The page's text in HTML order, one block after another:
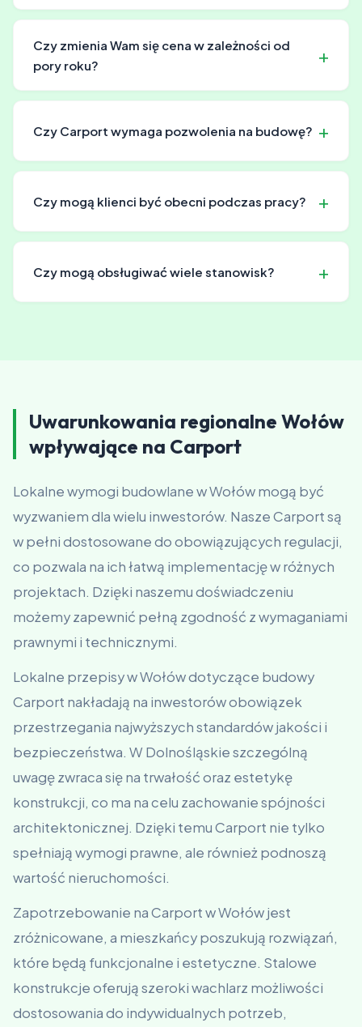
Tak, oferujemy elastyczne umowy długoterminowe z
biznesu.
Czy zmienia Wam się cena w zależności od
pory roku?
Ceny mogą się zmienić w okresach wysokiego sezonu.
pozostaje stała przez cały rok.
Czy Carport wymaga pozwolenia na budowę?
Wymagania formalne zależą od wielkości i lokalizacji
pozwolenia - wystarczy zgłoszenie w odpowiednim
dostarczamy potrzebną dokumentację.
Czy mogą klienci być obecni podczas pracy?
Tak, oczywiście! Raczej zachęcamy do tego. Możemy
pytania.
Czy mogą obsługiwać wiele stanowisk?
Uwarunkowania regionalne Wołów
wpływające na Carport
Lokalne wymogi budowlane w Wołów mogą być
wyzwaniem dla wielu inwestorów. Nasze Carport są
w pełni dostosowane do obowiązujących regulacji,
co pozwala na ich łatwą implementację w różnych
projektach. Dzięki naszemu doświadczeniu
możemy zapewnić pełną zgodność z wymaganiami
prawnymi i technicznymi.
Lokalne przepisy w Wołów dotyczące budowy
Carport nakładają na inwestorów obowiązek
przestrzegania najwyższych standardów jakości i
bezpieczeństwa. W Dolnośląskie szczególną
uwagę zwraca się na trwałość oraz estetykę
konstrukcji, co ma na celu zachowanie spójności
architektonicznej. Dzięki temu Carport nie tylko
spełniają wymogi prawne, ale również podnoszą
wartość nieruchomości.
Zapotrzebowanie na Carport w Wołów jest
zróżnicowane, a mieszkańcy poszukują rozwiązań,
które będą funkcjonalne i estetyczne. Stalowe
konstrukcje oferują szeroki wachlarz możliwości
dostosowania do indywidualnych potrzeb,